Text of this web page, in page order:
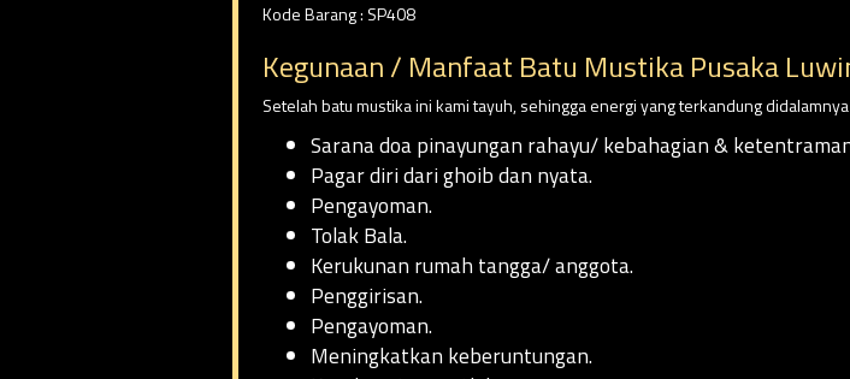
Kode Barang : SP408
Kegunaan / Manfaat Batu Mustika Pusaka
Setelah batu mustika ini kami tayuh, sehingga energi yang terkandung
Sarana doa pinayungan rahayu/ kebahagian &
Pagar diri dari ghoib dan nyata.
Pengayoman.
Tolak Bala.
Kerukunan rumah tangga/ anggota.
Penggirisan.
Pengayoman.
Meningkatkan keberuntungan.